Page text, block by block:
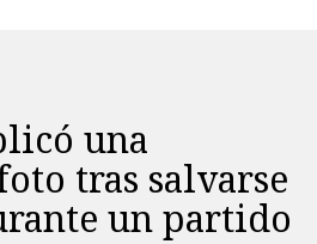
una
tras salvarse
un partido